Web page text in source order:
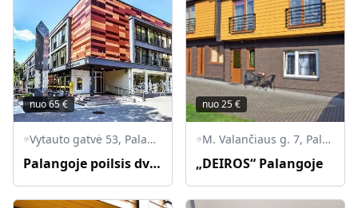
nuo65€
Vytauto gatvė 53, Palanga, Palangos miesto savivaldybė, Lietuva
Palangoje poilsis dviejų kambarių bute
nuo25€
M. Valančiaus g. 7, Palanga, Palangos miesto savivaldybė, Lietuva
„DEIROS“ Palangoje